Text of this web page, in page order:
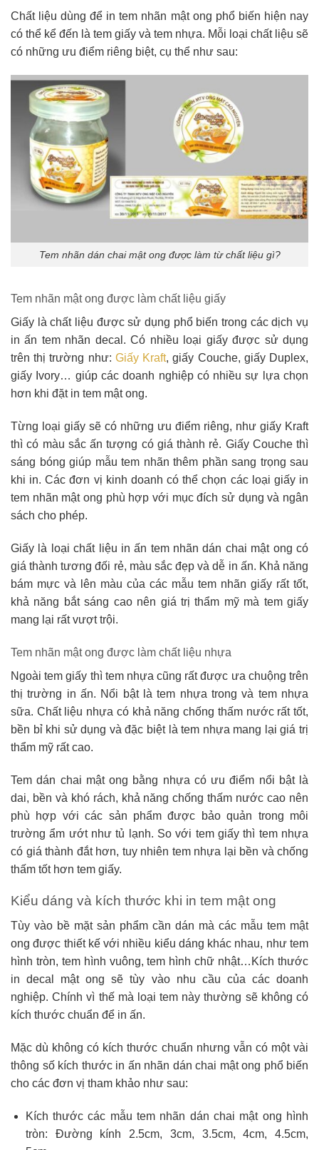
Chất liệu dùng để in tem nhãn mật ong phổ biến hiện nay
có thể kể đến là tem giấy và tem nhựa. Mỗi loại chất liệu sẽ
có những ưu điểm riêng biệt, cụ thể như sau:
Tem nhãn dán chai mật ong được làm từ chất liệu gì?
Tem nhãn mật ong được làm chất liệu giấy
Giấy là chất liệu được sử dụng phổ biến trong các dịch vụ
in ấn tem nhãn decal. Có nhiều loại giấy được sử dụng
trên thị trường như: Giấy Kraft, giấy Couche, giấy Duplex,
giấy Ivory… giúp các doanh nghiệp có nhiều sự lựa chọn
hơn khi đặt in tem mật ong.
Từng loại giấy sẽ có những ưu điểm riêng, như giấy Kraft
thì có màu sắc ấn tượng có giá thành rẻ. Giấy Couche thì
sáng bóng giúp mẫu tem nhãn thêm phần sang trọng sau
khi in. Các đơn vị kinh doanh có thể chọn các loại giấy in
tem nhãn mật ong phù hợp với mục đích sử dụng và ngân
sách cho phép.
Giấy là loại chất liệu in ấn tem nhãn dán chai mật ong có
giá thành tương đối rẻ, màu sắc đẹp và dễ in ấn. Khả năng
bám mực và lên màu của các mẫu tem nhãn giấy rất tốt,
khả năng bắt sáng cao nên giá trị thẩm mỹ mà tem giấy
mang lại rất vượt trội.
Tem nhãn mật ong được làm chất liệu nhựa
Ngoài tem giấy thì tem nhựa cũng rất được ưa chuộng trên
thị trường in ấn. Nổi bật là tem nhựa trong và tem nhựa
sữa. Chất liệu nhựa có khả năng chống thấm nước rất tốt,
bền bỉ khi sử dụng và đặc biệt là tem nhựa mang lại giá trị
thẩm mỹ rất cao.
Tem dán chai mật ong bằng nhựa có ưu điểm nổi bật là
dai, bền và khó rách, khả năng chống thấm nước cao nên
phù hợp với các sản phẩm được bảo quản trong môi
trường ẩm ướt như tủ lạnh. So với tem giấy thì tem nhựa
có giá thành đắt hơn, tuy nhiên tem nhựa lại bền và chống
thấm tốt hơn tem giấy.
Kiểu dáng và kích thước khi in tem mật ong
Tùy vào bề mặt sản phẩm cần dán mà các mẫu tem mật
ong được thiết kế với nhiều kiểu dáng khác nhau, như tem
hình tròn, tem hình vuông, tem hình chữ nhật…Kích thước
in decal mật ong sẽ tùy vào nhu cầu của các doanh
nghiệp. Chính vì thế mà loại tem này thường sẽ không có
kích thước chuẩn để in ấn.
Mặc dù không có kích thước chuẩn nhưng vẫn có một vài
thông số kích thước in ấn nhãn dán chai mật ong phổ biến
cho các đơn vị tham khảo như sau:
Kích thước các mẫu tem nhãn dán chai mật ong hình
tròn: Đường kính 2.5cm, 3cm, 3.5cm, 4cm, 4.5cm,